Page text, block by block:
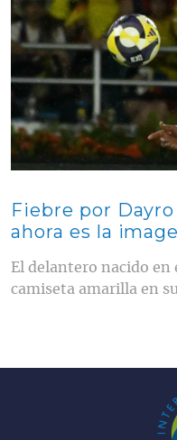
Fiebre por
ahora es la
El delantero nacido
camiseta amarilla en